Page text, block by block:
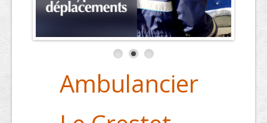
Ambulancier